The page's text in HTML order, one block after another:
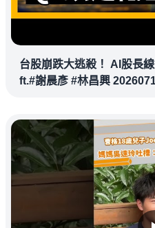
台股崩跌大逃殺！ AI股長
ft.#謝晨彥 #林昌興